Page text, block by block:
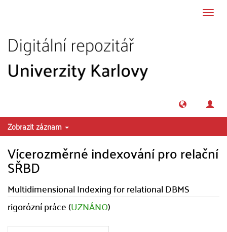
Zobrazit záznam
Vícerozměrné indexování pro relační
SŘBD
Multidimensional Indexing for relational DBMS
rigorózní práce (UZNÁNO)